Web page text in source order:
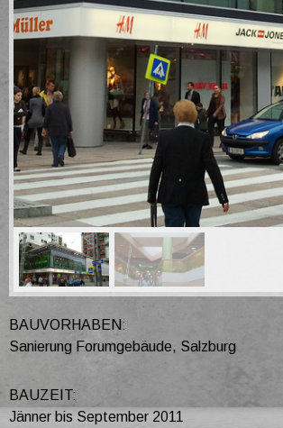
BAUVORHABEN:
Sanierung Forumgebäude, Salzburg
BAUZEIT:
Jänner bis September 2011